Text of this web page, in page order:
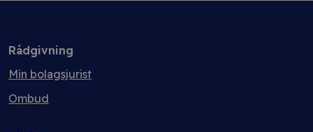
Rådgivning
Min bolagsjurist
Ombud